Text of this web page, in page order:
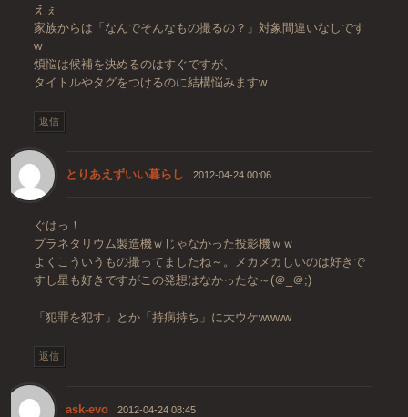
えぇ
家族からは「なんでそんなもの撮るの？」対象間違いなしです
w
煩悩は候補を決めるのはすぐですが、
タイトルやタグをつけるのに結構悩みますw
返信
とりあえずいい暮らし 2012-04-24 00:06
ぐはっ！
プラネタリウム製造機ｗじゃなかった投影機ｗｗ
よくこういうもの撮ってましたね～。メカメカしいのは好きで
すし星も好きですがこの発想はなかったな～(＠_＠;)
「犯罪を犯す」とか「持病持ち」に大ウケwwww
返信
ask-evo 2012-04-24 08:45